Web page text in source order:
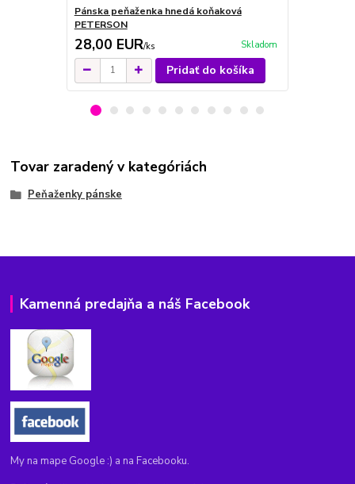
Pánska peňaženka hnedá koňaková
PETERSON
28,00 EUR/ks Skladom
Pridať do košíka
Tovar zaradený v kategóriách
Peňaženky pánske
Kamenná predajňa a náš Facebook
My na mape Google :) a na Facebooku.